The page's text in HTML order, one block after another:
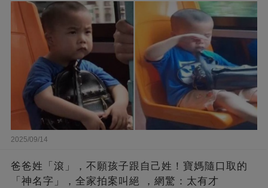
2025/09/14
爸爸姓「滾」，不願孩子跟自己姓！寶媽隨口取的
「神名字」，全家拍案叫絕 ，網驚：太有才